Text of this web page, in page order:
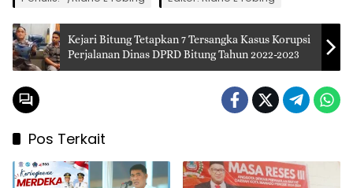
Kejari Bitung Tetapkan 7 Tersangka Kasus Korupsi
Perjalanan Dinas DPRD Bitung Tahun 2022-2023
Pos Terkait